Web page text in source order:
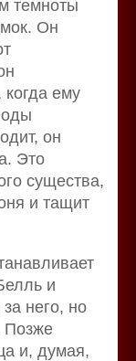
темноты
Он
когда ему
он
Это
существа,
и тащит
и
него, но
Позже
и, думая,